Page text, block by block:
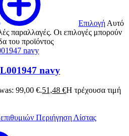
ΕπιλογήΑυτό
παραλλαγές. Οι επιλογές μπορούν
του προϊόντος
navy
99,00 €.51,48 €Η τρέχουσα τιμή
Περιήγηση Λίστας